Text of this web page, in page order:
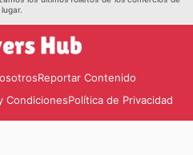
Reportar Contenido
CondicionesPolítica de Privacidad